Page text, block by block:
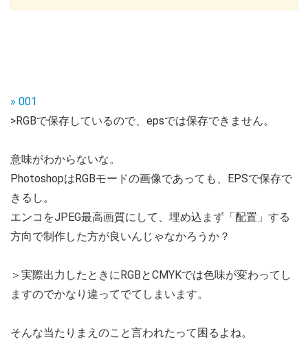
» 001
>RGBで保存しているので、epsでは保存できません。
意味がわからないな。
PhotoshopはRGBモードの画像であっても、EPSで保存で
きるし。
エンコをJPEG最高画質にして、埋め込まず「配置」する
方向で制作した方が良いんじゃなかろうか？
＞実際出力したときにRGBとCMYKでは色味が変わってし
ますのでかなり違ってでてしまいます。
そんな当たりまえのこと言われたって困るよね。